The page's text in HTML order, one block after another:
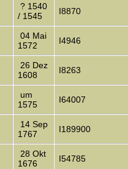
? 1540
/ 1545
I8870
04 Mai
1572
I4946
26 Dez
1608
I8263
um
1575
I64007
14 Sep
1767
I189900
28 Okt
1676
I54785